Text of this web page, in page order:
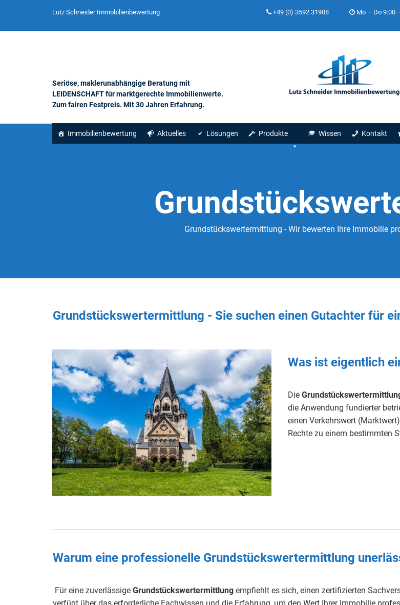
Lutz Schneider Immobilienbewertung +49 (0) 3592 31908 Mo – Do 9:00
Seriöse, maklerunabhängige Beratung mit
LEIDENSCHAFT für marktgerechte Immobilienwerte.
Zum fairen Festpreis. Mit 30 Jahren Erfahrung.
Immobilienbewertung Aktuelles Lösungen Produkte Wissen Kontakt
Grundstückswertermittlung - Wir bewerten Ihre Immobilie
Grundstückswertermittlung - Sie suchen einen Gutachter für
Was ist eigentlich
Die
die Anwendung fundierter
einen Verkehrswert(Marktwert
Rechtezu einem bestimmten
Warum eine professionelle Grundstückswertermittlung
Für eine zuverlässige Grundstückswertermittlung empfiehlt es sich, einen zertifizierten